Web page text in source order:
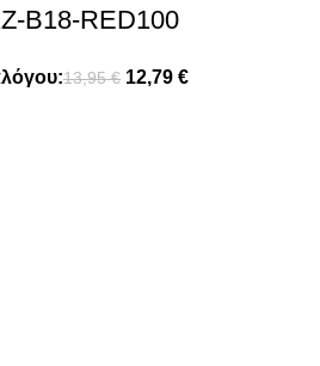
B18-RED100
13,95€ 12,79 €